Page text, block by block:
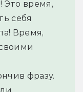
Это время,
себя
Время,
фразу.